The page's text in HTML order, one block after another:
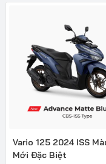
Vario 125 2024 ISS
Mới Đặc Biệt